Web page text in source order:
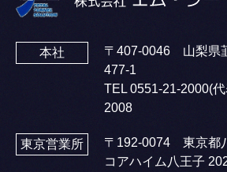
本社
〒407-0046 山梨県
477-1
TEL 0551-21-2000(
2008
東京営業所
〒192-0074 東京都
コアハイム八王子